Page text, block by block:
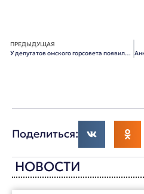
ПРЕДЫДУЩАЯ
У депутатов омского горсовета появилось 40 «младших братьев»
Поделиться:
НОВОСТИ